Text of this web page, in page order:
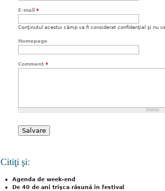
E-mail *
Conţinutul acestui câmp va fi considerat confidenţial şi nu
Homepage
Comment *
Citiţi şi:
Agenda de week-end
De 40 de ani trişca răsună în festival